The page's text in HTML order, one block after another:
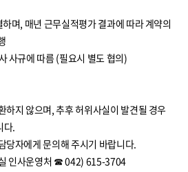
며, 매년 근무실적평가 결과에 따라 계약의
사규에 따름 (필요시 별도 협의)
하지 않으며, 추후 허위사실이 발견될 경우
.
당자에게 문의해 주시기 바랍니다.
인사운영처 ☎ 042) 615-3704